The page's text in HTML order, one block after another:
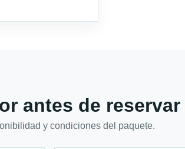
antes de reservar
y condiciones del paquete.